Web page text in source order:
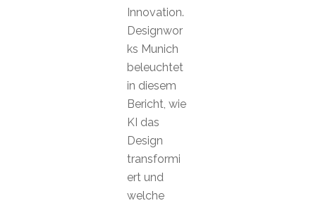
Innovation.
Designwor
ks Munich
beleuchtet
in diesem
Bericht, wie
KI das
Design
transformi
ert und
welche